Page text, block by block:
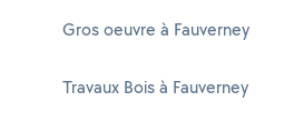
Gros oeuvre à Fauverney
Travaux Bois à Fauverney